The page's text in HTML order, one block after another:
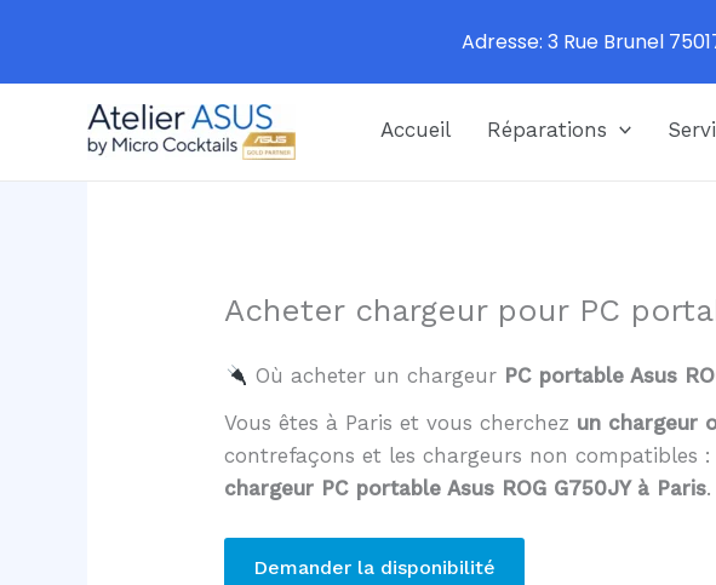
Accueil Réparations
Acheter chargeur pour PC
Où acheter un chargeur PC portable Asus
Vous êtes à Paris et vous cherchez un chargeur
contrefaçons et les chargeurs non compatibles
chargeur PC portable Asus ROG G750JY à Paris.
Demander la disponibilité
Adresse: 3 Rue Brunel